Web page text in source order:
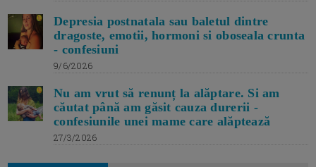
Depresia postnatala sau baletul dintre
dragoste, emotii, hormoni si oboseala crunta
- confesiuni
9/6/2026
Nu am vrut să renunț la alăptare. Si am
căutat până am găsit cauza durerii -
confesiunile unei mame care alăptează
27/3/2026